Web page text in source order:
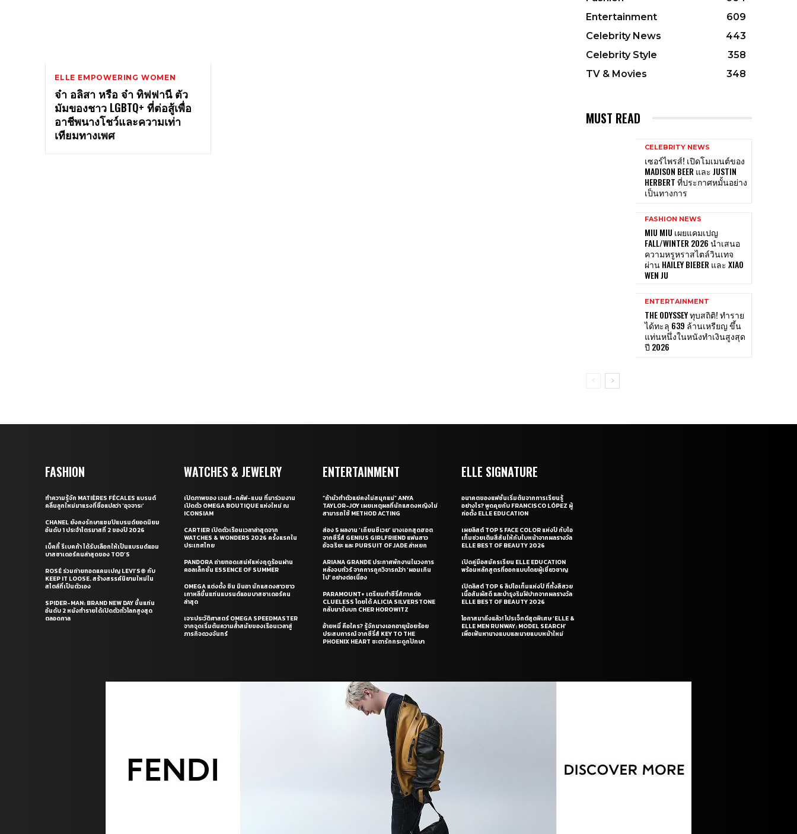
ELLE EMPOWERING WOMEN
จ๋า อลิสา หรือ จ๋า ทิฟฟานี ตัว
มัมของชาว LGBTQ+ ที่ต่อสู้เพื่อ
อาชีพนางโชว์และความเท่า
เทียมทางเพศ
Entertainment
609
Celebrity News
443
Celebrity Style
358
TV & Movies
348
MUST READ
CELEBRITY NEWS
เซอร์ไพรส์! เปิดโมเมนต์ของ
MADISON BEER และ JUSTIN
HERBERT ที่ประกาศหมั้นอย่าง
เป็นทางการ
FASHION NEWS
MIU MIU เผยแคมเปญ
FALL/WINTER 2026 นำเสนอ
ความหรูหราสไตล์วินเทจ
ผ่าน HAILEY BIEBER และ XIAO
WEN JU
ENTERTAINMENT
THE ODYSSEY ทุบสถิติ! ทำราย
ได้ทะลุ 639 ล้านเหรียญ ขึ้น
แท่นหนึ่งในหนังทำเงินสูงสุด
ปี 2026
FASHION
ทำความรู้จัก MATIÈRES FÉCALES แบรนด์
คลื่นลูกใหม่มาแรงที่ชื่อแปลว่า ‘อุจจาระ’
CHANEL ยังคงรักษาแชมป์แบรนด์ยอดนิยม
อันดับ 1 ประจำไตรมาสที่ 2 ของปี 2026
เบ็คกี้ รีเบคก้า ได้รับเลือกให้เป็นแบรนด์แอม
บาสซาเดอร์คนล่าสุดของ TOD’S
ROSÉ ร่วมถ่ายทอดแคมเปญ LEVI’S® กับ
KEEP IT LOOSE. สร้างสรรค์นิยามใหม่ใน
สไตล์ที่เป็นตัวเอง
SPIDER-MAN: BRAND NEW DAY ขึ้นแท่น
อันดับ 2 หนังทำรายได้เปิดตัวทั่วโลกสูงสุด
ตลอดกาล
WATCHES & JEWELRY
เปิดภาพของ เจมส์-กลัฟ-แบม ที่มาร่วมงาน
เปิดตัว OMEGA BOUTIQUE แห่งใหม่ ณ
ICONSIAM
CARTIER เปิดตัวเรือนเวลาล่าสุดจาก
WATCHES & WONDERS 2026 ครั้งแรกใน
ประเทศไทย
PANDORA ถ่ายทอดเสน่ห์แห่งฤดูร้อนผ่าน
คอลเล็กชั่น ESSENCE OF SUMMER
OMEGA แต่งตั้ง ชิน มินอา นักแสดงสาวชาว
เกาหลีขึ้นแท่นแบรนด์แอมบาสซาเดอร์คน
ล่าสุด
เจาะประวัติศาสตร์ OMEGA SPEEDMASTER
จากจุดเริ่มต้นความล้ำสมัยของเรือนเวลาสู่
ภารกิจดวงจันทร์
ENTERTAINMENT
“ถ้ามัวทำตัวแย่คงไม่สนุกแน่” ANYA
TAYLOR-JOY เผยเหตุผลที่นักแสดงหญิงไม่
สามารถใช้ METHOD ACTING
ส่อง 5 ผลงาน ‘เถียนซีเวย’ นางเอกสุดฮอต
จากซีรี่ส์ GENIUS GIRLFRIEND แฟนสาว
อัจฉริยะ และ PURSUIT OF JADE ล่าหยก
ARIANA GRANDE ประกาศพักงานในวงการ
หลังจบทัวร์ จากการถูกวิจารณ์ว่า ‘ผอมเกิน
ไป’ อย่างต่อเนื่อง
PARAMOUNT+ เตรียมทำซีรี่ส์ภาคต่อ
CLUELESS โดยได้ ALICIA SILVERSTONE
กลับมารับบท CHER HOROWITZ
อ้ายหมี่ คือใคร? รู้จักนางเอกอายุน้อยร้อย
ประสบการณ์ จากซีรี่ส์ KEY TO THE
PHOENIX HEART ชะตารักกระดูกปักษา
ELLE SIGNATURE
อนาคตของแฟชั่นเริ่มต้นจากการเรียนรู้
อย่างไร? พูดคุยกับ FRANCISCO LÓPEZ ผู้
ก่อตั้ง ELLE EDUCATION
เผยลิสต์ TOP 5 FACE COLOR แห่งปี กับไอ
เท็มช่วยเติมสีสันให้กับใบหน้าจากผลรางวัล
ELLE BEST OF BEAUTY 2026
เปิดคู่มือสมัครเรียน ELLE EDUCATION
พร้อมหลักสูตรที่ออกแบบโดยผู้เชี่ยวชาญ
เปิดลิสต์ TOP 6 ลิปไอเท็มแห่งปี ที่ทั้งสีสวย
เนื้อสัมผัสดี และบำรุงริมฝีปากจากผลรางวัล
ELLE BEST OF BEAUTY 2026
โอกาสมาถึงแล้ว! โปรเจ็กต์สุดพิเศษ ‘ELLE &
ELLE MEN RUNWAY: MODEL SEARCH’
เพื่อเฟ้นหานางแบบและนายแบบหน้าใหม่